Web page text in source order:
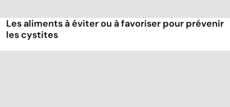
Les aliments à éviter ou à favoriser pour prévenir
les cystites